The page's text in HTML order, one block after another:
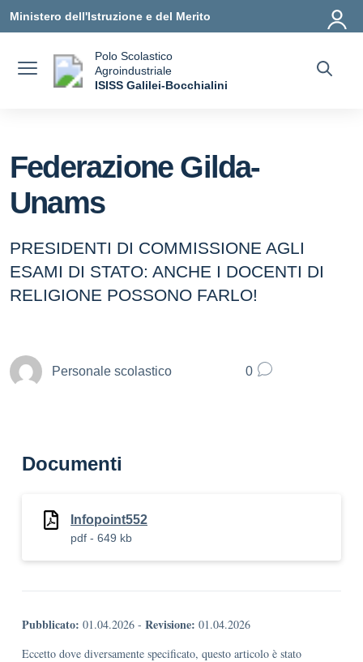
Ministero dell'Istruzione e del Merito
Polo Scolastico
Agroindustriale
ISISS Galilei-Bocchialini
Federazione Gilda-
Unams
PRESIDENTI DI COMMISSIONE AGLI
ESAMI DI STATO: ANCHE I DOCENTI DI
RELIGIONE POSSONO FARLO!
Personale scolastico 0
Documenti
Infopoint552
pdf - 649 kb
Pubblicato: 01.04.2026 - Revisione: 01.04.2026
Eccetto dove diversamente specificato, questo articolo è stato